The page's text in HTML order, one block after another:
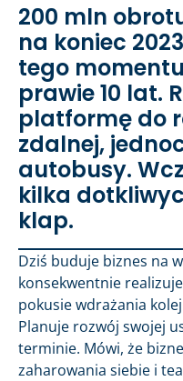
200 mln
na koniec
tego
prawie 10 lat.
platformę do
zdalnej,
autobusy.
kilka
klap.
Dziś buduje biznes na
konsekwentnie
pokusie wdrażania
Planuje rozwój swojej
terminie. Mówi, że
zaharowania siebie i